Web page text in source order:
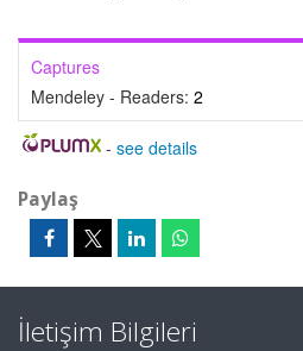
Captures
Mendeley - Readers: 2
- see details
Paylaş
İletişim Bilgileri